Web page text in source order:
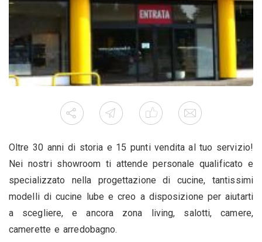
Oltre 30 anni di storia e 15 punti vendita al tuo servizio!
Nei nostri showroom ti attende personale qualificato e
specializzato nella progettazione di cucine, tantissimi
modelli di cucine lube e creo a disposizione per aiutarti
a scegliere, e ancora zona living, salotti, camere,
camerette e arredobagno.